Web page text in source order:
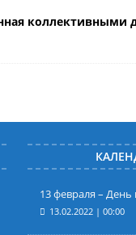
13 февраля –
13.02.2022 | 00:00